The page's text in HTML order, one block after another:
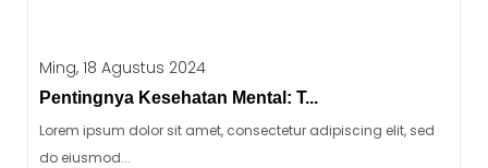
Ming, 18 Agustus 2024
Pentingnya Kesehatan Mental: T...
Lorem ipsum dolor sit amet, consectetur adipiscing elit, sed
do eiusmod...